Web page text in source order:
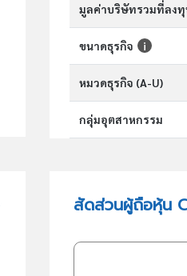
มูลค่าบริษัทรวมที่ลง
ขนาดธุรกิจ
หมวดธุรกิจ (A-U)
กลุ่มอุตสาหกรรม
สัดส่วนผู้ถือหุ้น